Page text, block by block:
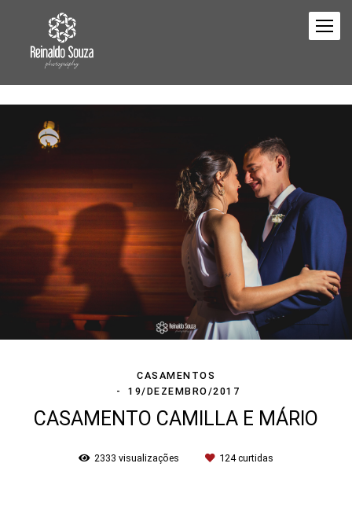
CASAMENTOS
19/DEZEMBRO/2017
CASAMENTO CAMILLA E MÁRIO
2333 visualizações 124curtidas